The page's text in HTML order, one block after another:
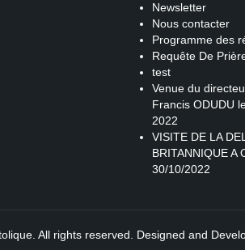
Newsletter
Nous contacter
Programme des
Requête De
test
Venue du
Francis ODUDU
2022
VISITE DE LA
BRITANNIQUE A
30/10/2022
All rights reserved. Designed and